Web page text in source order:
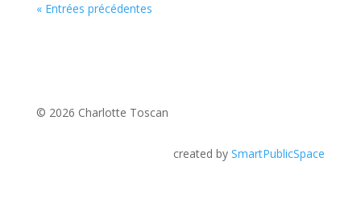
« Entrées précédentes
© 2026 Charlotte Toscan
created bySmartPublicSpace